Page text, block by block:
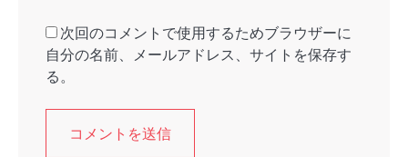
次回のコメントで使用するためブラウザーに
自分の名前、メールアドレス、サイトを保存す
る。